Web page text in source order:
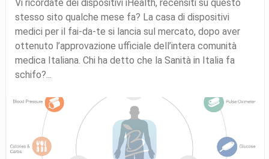
Vi ricordate dei dispositivi iHealth, recensiti su questo
stesso sito qualche mese fa? La casa di dispositivi
medici per il fai-da-te si lancia sul mercato, dopo aver
ottenuto l’approvazione ufficiale dell’intera comunità
medica Italiana. Chi ha detto che la Sanità in Italia fa
schifo?...